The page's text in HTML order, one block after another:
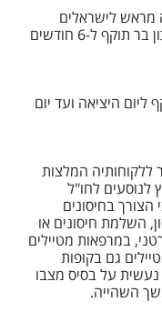
מראש לישראלים
הנכנסים לאירופה. יש להצטייד בדרכון בר תוקף ל-6 חודשים
היציאה ועד יום
המלצות
לנוסעים לחו"ל
בחיסונים
השלמת חיסונים או
במרפאות מטיילים
גם בקופות
על בסיס מצבו
השהייה.